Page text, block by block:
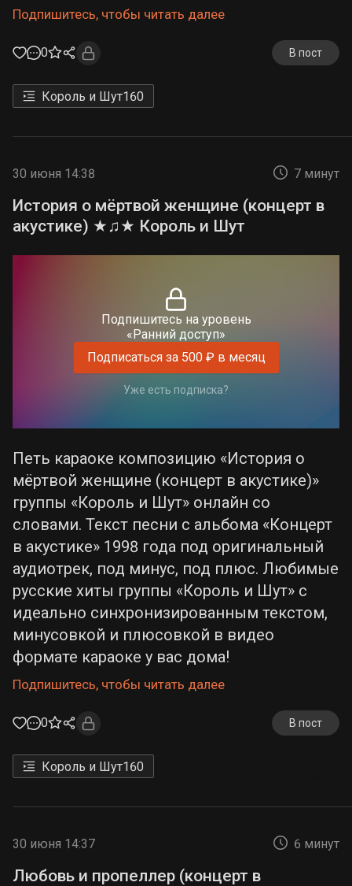
Подпишитесь, чтобы читать далее
0 В пост
Король и Шут160
30 июня 14:38 7 минут
История о мёртвой женщине (концерт в
акустике) ★♫★ Король и Шут
Подпишитесь на уровень
«Ранний доступ»
Подписаться за 500 ₽ в месяц
Уже есть подписка?
Петь караоке композицию «История о
мёртвой женщине (концерт в акустике)»
группы «Король и Шут» онлайн со
словами. Текст песни с альбома «Концерт
в акустике» 1998 года под оригинальный
аудиотрек, под минус, под плюс. Любимые
русские хиты группы «Король и Шут» с
идеально синхронизированным текстом,
минусовкой и плюсовкой в видео
формате караоке у вас дома!
Подпишитесь, чтобы читать далее
0 В пост
Король и Шут160
30 июня 14:37 6 минут
Любовь и пропеллер (концерт в